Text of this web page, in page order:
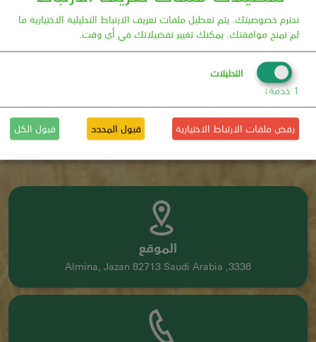
الموقع
3336, Almina, Jazan 82713 Saudi Arabia
نحترم خصوصيتك. يتم تعطيل ملفات تعريف الارتباط التحليلية الاختيارية ما
لم تمنح موافقتك. يمكنك تغيير تفضيلاتك في أي وقت.
التحليلات
↓ 1خدمة
رفض ملفات الارتباط الاختيارية قبول المحدد قبول الكل